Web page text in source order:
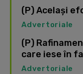
(P) Același
Advertoriale
(P)
care iese în
Advertoriale